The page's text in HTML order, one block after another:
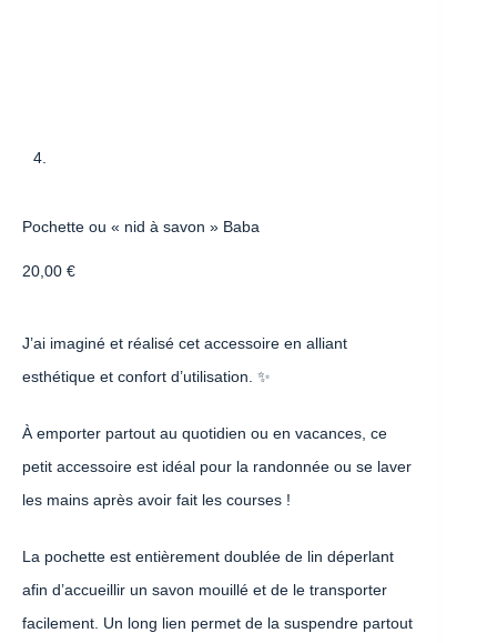
Pochette ou « nid à savon » Baba
20,00 €
J’ai imaginé et réalisé cet accessoire en alliant
esthétique et confort d’utilisation. ✨
À emporter partout au quotidien ou en vacances, ce
petit accessoire est idéal pour la randonnée ou se laver
les mains après avoir fait les courses !
La pochette est entièrement doublée de lin déperlant
afin d’accueillir un savon mouillé et de le transporter
facilement. Un long lien permet de la suspendre partout